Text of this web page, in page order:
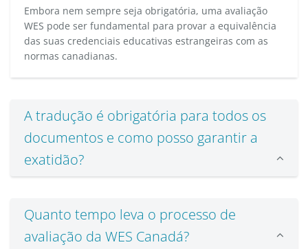
Embora nem sempre seja obrigatória, uma avaliação
WES pode ser fundamental para provar a equivalência
das suas credenciais educativas estrangeiras com as
normas canadianas.
A tradução é obrigatória para todos os
documentos e como posso garantir a
exatidão?
Quanto tempo leva o processo de
avaliação da WES Canadá?